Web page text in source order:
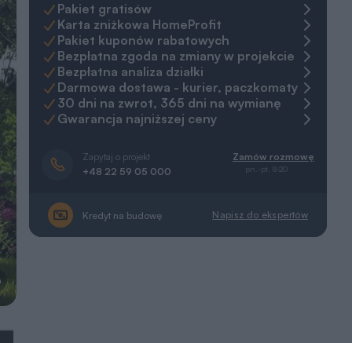
Pakiet gratisów
Karta zniżkowa HomeProfit
Pakiet kuponów rabatowych
Bezpłatna zgoda na zmiany w projekcie
Bezpłatna analiza działki
Darmowa dostawa - kurier, paczkomaty
30 dni na zwrot, 365 dni na wymianę
Gwarancja najniższej ceny
Zapytaj o projekt
+48 22 59 05 000
Zamów rozmowę
pn.-pt. 8-20
Kredyt na budowę Napisz do ekspertów